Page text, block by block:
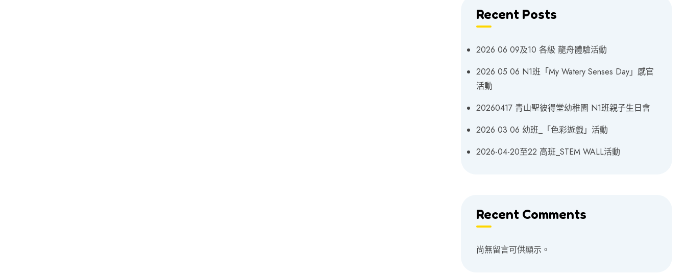
Recent Posts
2026 06 09及10 各級 龍舟體驗活動
2026 05 06 N1班「My Watery Senses Day」感官
活動
20260417 青山聖彼得堂幼稚園 N1班親子生日會
2026 03 06 幼班_「色彩遊戲」活動
2026-04-20至22 高班_STEM WALL活動
Recent Comments
尚無留言可供顯示。